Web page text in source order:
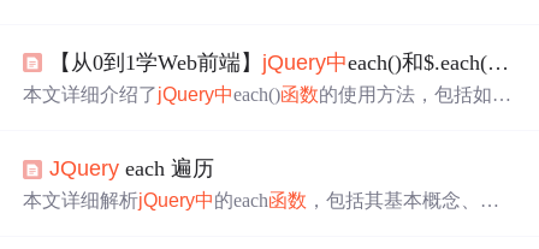
【从0到1学Web前端】 jQuery中each()和$.each()的使用
本文详细介绍了jQuery中each()函数的使用方法，包括如何
JQuery each 遍历
本文详细解析jQuery中的each函数 ，包括其基本概念、实